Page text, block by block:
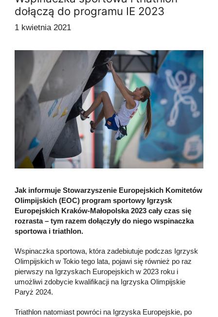
dołączą do programu IE 2023
1 kwietnia 2021
Jak informuje Stowarzyszenie Europejskich Komitetów
Olimpijskich (EOC) program sportowy Igrzysk
Europejskich Kraków-Małopolska 2023 cały czas się
rozrasta – tym razem dołączyły do niego wspinaczka
sportowa i triathlon.
Wspinaczka sportowa, która zadebiutuje podczas Igrzysk
Olimpijskich w Tokio tego lata, pojawi się również po raz
pierwszy na Igrzyskach Europejskich w 2023 roku i
umożliwi zdobycie kwalifikacji na Igrzyska Olimpijskie
Paryż 2024.
Triathlon natomiast powróci na Igrzyska Europejskie, po